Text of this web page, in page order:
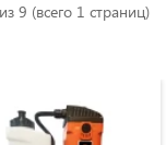
9 (всего 1 страниц)